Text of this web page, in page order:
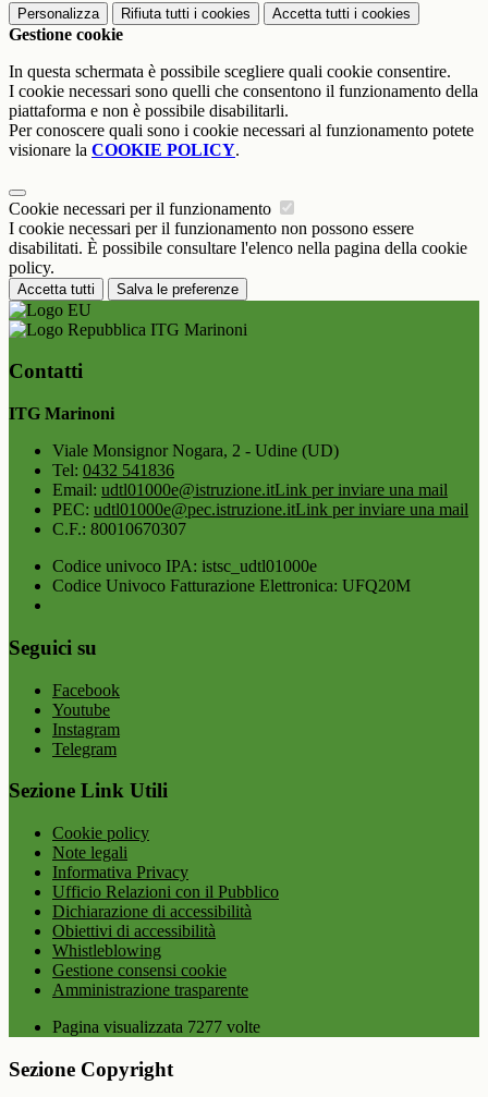
Personalizza Rifiuta tutti i cookies Accetta tutti i cookies
Gestione cookie
In questa schermata è possibile scegliere quali cookie consentire.
I cookie necessari sono quelli che consentono il funzionamento della
piattaforma e non è possibile disabilitarli.
Per conoscere quali sono i cookie necessari al funzionamento potete
visionare la COOKIE POLICY.
Cookie necessari per il funzionamento
I cookie necessari per il funzionamento non possono essere
disabilitati. È possibile consultare l'elenco nella pagina della cookie
policy.
Accetta tutti Salva le preferenze
ITG Marinoni
Contatti
ITG Marinoni
Viale Monsignor Nogara, 2 - Udine (UD)
Tel: 0432 541836
Email: udtl01000e@istruzione.itLink per inviare una mail
PEC: udtl01000e@pec.istruzione.itLink per inviare una mail
C.F.: 80010670307
Codice univoco IPA: istsc_udtl01000e
Codice Univoco Fatturazione Elettronica: UFQ20M
Seguici su
Facebook
Youtube
Instagram
Telegram
Sezione Link Utili
Cookie policy
Note legali
Informativa Privacy
Ufficio Relazioni con il Pubblico
Dichiarazione di accessibilità
Obiettivi di accessibilità
Whistleblowing
Gestione consensi cookie
Amministrazione trasparente
Pagina visualizzata 7277 volte
Sezione Copyright